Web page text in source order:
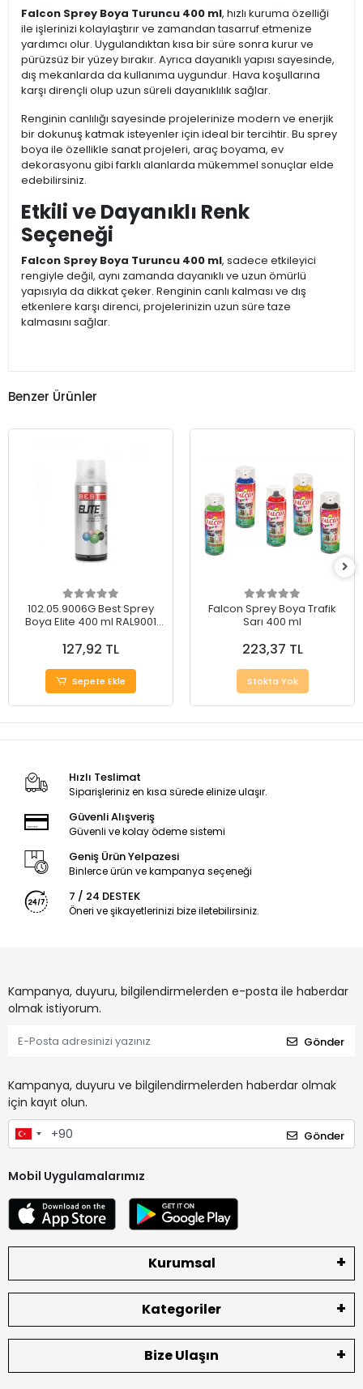
Falcon Sprey Boya Turuncu 400 ml, hızlı kuruma özelliği
ile işlerinizi kolaylaştırır ve zamandan tasarruf etmenize
yardımcı olur. Uygulandıktan kısa bir süre sonra kurur ve
pürüzsüz bir yüzey bırakır. Ayrıca dayanıklı yapısı sayesinde,
dış mekanlarda da kullanıma uygundur. Hava koşullarına
karşı dirençli olup uzun süreli dayanıklılık sağlar.
Renginin canlılığı sayesinde projelerinize modern ve enerjik
bir dokunuş katmak isteyenler için ideal bir tercihtir. Bu sprey
boya ile özellikle sanat projeleri, araç boyama, ev
dekorasyonu gibi farklı alanlarda mükemmel sonuçlar elde
edebilirsiniz.
Etkili ve Dayanıklı Renk
Seçeneği
Falcon Sprey Boya Turuncu 400 ml, sadece etkileyici
rengiyle değil, aynı zamanda dayanıklı ve uzun ömürlü
yapısıyla da dikkat çeker. Renginin canlı kalması ve dış
etkenlere karşı direnci, projelerinizin uzun süre taze
kalmasını sağlar.
Benzer Ürünler
102.05.9006G Best Sprey
Boya Elite 400 ml RAL9001
127,92 TL
Sepete Ekle
Falcon Sprey Boya Trafik
Sarı 400 ml
223,37 TL
Stokta Yok
Hızlı Teslimat
Siparişleriniz en kısa sürede elinize ulaşır.
Güvenli Alışveriş
Güvenli ve kolay ödeme sistemi
Geniş Ürün Yelpazesi
Binlerce ürün ve kampanya seçeneği
7 / 24 DESTEK
Öneri ve şikayetlerinizi bize iletebilirsiniz.
Kampanya, duyuru, bilgilendirmelerden e-posta ile haberdar
olmak istiyorum.
Gönder
Kampanya, duyuru ve bilgilendirmelerden haberdar olmak
için kayıt olun.
Gönder
Mobil Uygulamalarımız
Kurumsal
Kategoriler
Bize Ulaşın